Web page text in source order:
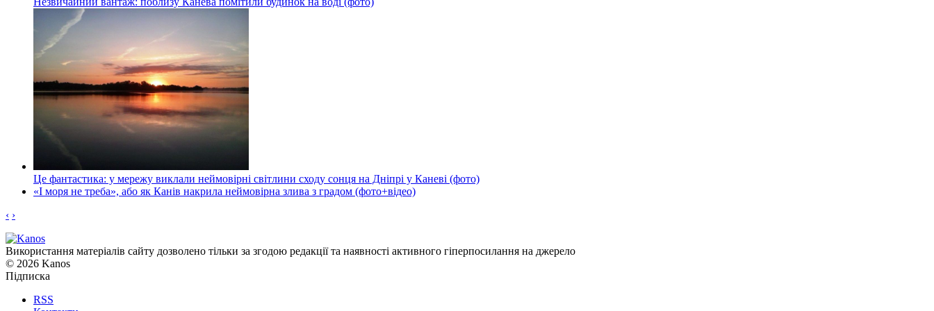
Це фантастика: у мережу виклали неймовірні світлини сходу сонця на Дніпрі у Каневі (фото)
«І моря не треба», або як Канів накрила неймовірна злива з градом (фото+відео)
‹ ›
Використання матеріалів сайту дозволено тільки за згодою редакції та наявності активного гіперпосилання на джерело
© 2026 Kanos
Підписка
RSS